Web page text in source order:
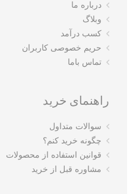
درباره ما
وبلاگ
کسب درآمد
حریم خصوصی کاربران
تماس باما
راهنمای خرید
سوالات متداول
چگونه خرید کنم؟
قوانین استفاده از محصولات
مشاوره قبل از خرید